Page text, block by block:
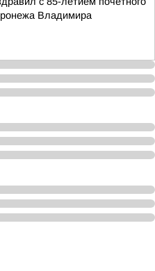
Владимира